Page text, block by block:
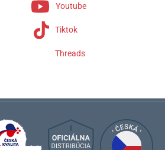
Youtube
Tiktok
Threads